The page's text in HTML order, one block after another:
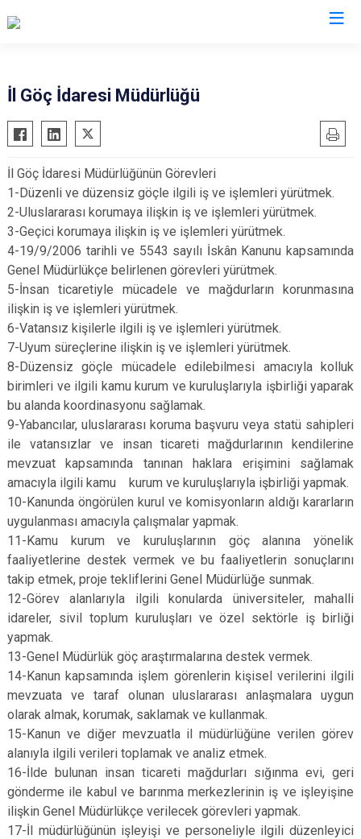
İl Göç İdaresi Müdürlüğü
İl Göç İdaresi Müdürlüğünün Görevleri
1-Düzenli ve düzensiz göçle ilgili iş ve işlemleri yürütmek.
2-Uluslararası korumaya ilişkin iş ve işlemleri yürütmek.
3-Geçici korumaya ilişkin iş ve işlemleri yürütmek.
4-19/9/2006 tarihli ve 5543 sayılı İskân Kanunu kapsamında
Genel Müdürlükçe belirlenen görevleri yürütmek.
5-İnsan ticaretiyle mücadele ve mağdurların korunmasına
ilişkin iş ve işlemleri yürütmek.
6-Vatansız kişilerle ilgili iş ve işlemleri yürütmek.
7-Uyum süreçlerine ilişkin iş ve işlemleri yürütmek.
8-Düzensiz göçle mücadele edilebilmesi amacıyla kolluk
birimleri ve ilgili kamu kurum ve kuruluşlarıyla işbirliği yaparak
bu alanda koordinasyonu sağlamak.
9-Yabancılar, uluslararası koruma başvuru veya statü sahipleri
ile vatansızlar ve insan ticareti mağdurlarının kendilerine
mevzuat kapsamında tanınan haklara erişimini sağlamak
amacıyla ilgili kamu kurum ve kuruluşlarıyla işbirliği yapmak.
10-Kanunda öngörülen kurul ve komisyonların aldığı kararların
uygulanması amacıyla çalışmalar yapmak.
11-Kamu kurum ve kuruluşlarının göç alanına yönelik
faaliyetlerine destek vermek ve bu faaliyetlerin sonuçlarını
takip etmek, proje tekliflerini Genel Müdürlüğe sunmak.
12-Görev alanlarıyla ilgili konularda üniversiteler, mahalli
idareler, sivil toplum kuruluşları ve özel sektörle iş birliği
yapmak.
13-Genel Müdürlük göç araştırmalarına destek vermek.
14-Kanun kapsamında işlem görenlerin kişisel verilerini ilgili
mevzuata ve taraf olunan uluslararası anlaşmalara uygun
olarak almak, korumak, saklamak ve kullanmak.
15-Kanun ve diğer mevzuatla il müdürlüğüne verilen görev
alanıyla ilgili verileri toplamak ve analiz etmek.
16-İlde bulunan insan ticareti mağdurları sığınma evi, geri
gönderme ile kabul ve barınma merkezlerinin iş ve işleyişine
ilişkin Genel Müdürlükçe verilecek görevleri yapmak.
17-İl müdürlüğünün işleyişi ve personeliyle ilgili düzenleyici